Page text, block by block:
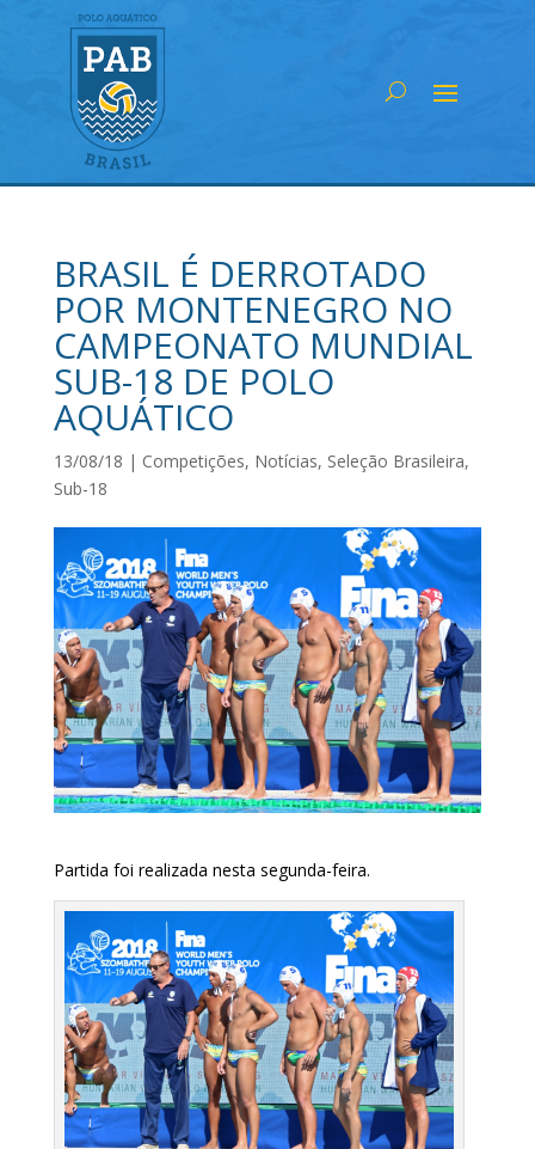
BRASIL É DERROTADO
POR MONTENEGRO NO
CAMPEONATO MUNDIAL
SUB-18 DE POLO
AQUÁTICO
13/08/18 | Competições, Notícias, Seleção Brasileira,
Sub-18
Partida foi realizada nesta segunda-feira.